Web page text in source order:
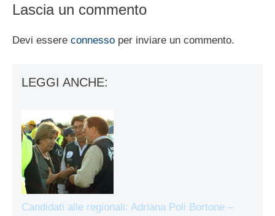
Lascia un commento
Devi essere connesso per inviare un commento.
LEGGI ANCHE:
Candidati alle regionali: Adriana Poli Bortone –